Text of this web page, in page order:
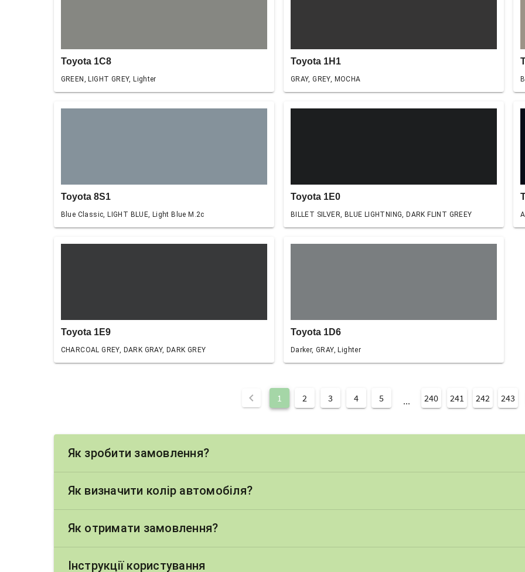
Toyota 1C8
GREEN, LIGHT GREY, Lighter
Toyota 1H1
GRAY, GREY, MOCHA
Toyota 8S1
Blue Classic, LIGHT BLUE, Light Blue M.2c
Toyota 1E0
BILLET SILVER, BLUE LIGHTNING, DARK FLINT GREEY
Toyota 1E9
CHARCOAL GREY, DARK GRAY, DARK GREY
Toyota 1D6
Darker, GRAY, Lighter
chevron_left 1 2 3 4 5 ... 240 241 242 243
Як зробити замовлення?
Як визначити колір автомобіля?
Як отримати замовлення?
Інструкції користування